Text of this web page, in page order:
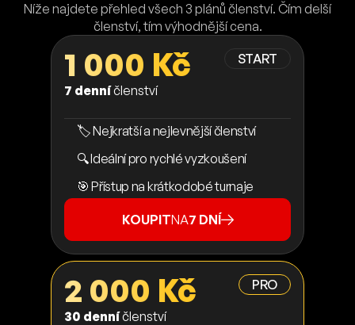
Níže najdete přehled všech 3 plánů členství. Čím delší
členství, tím výhodnější cena.
START
1 000 Kč
7 denníčlenství
🏷️ Nejkratší a nejlevnější členství
🔍 Ideální pro rychlé vyzkoušení
🎯 Přístup na krátkodobé turnaje
KOUPITNA7 DNÍ
PRO
2 000 Kč
30 denníčlenství